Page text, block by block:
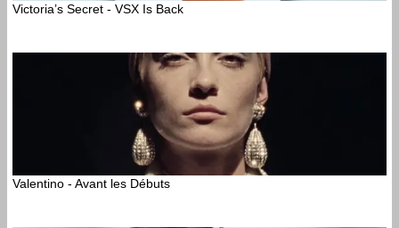
Victoria’s Secret - VSX Is Back
Valentino - Avant les Débuts